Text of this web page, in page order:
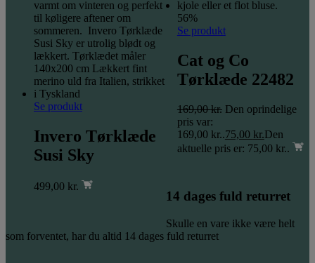
Se produkt
Invero Tørklæde
Susi Sky
499,00 kr.
56%
Se produkt
Cat og Co
Tørklæde 22482
169,00kr. Den oprindelige
pris var:
169,00 kr..75,00 kr.Den
aktuelle pris er: 75,00 kr..
14 dages fuld returret
Skulle en vare ikke være helt
som forventet, har du altid 14 dages fuld returret